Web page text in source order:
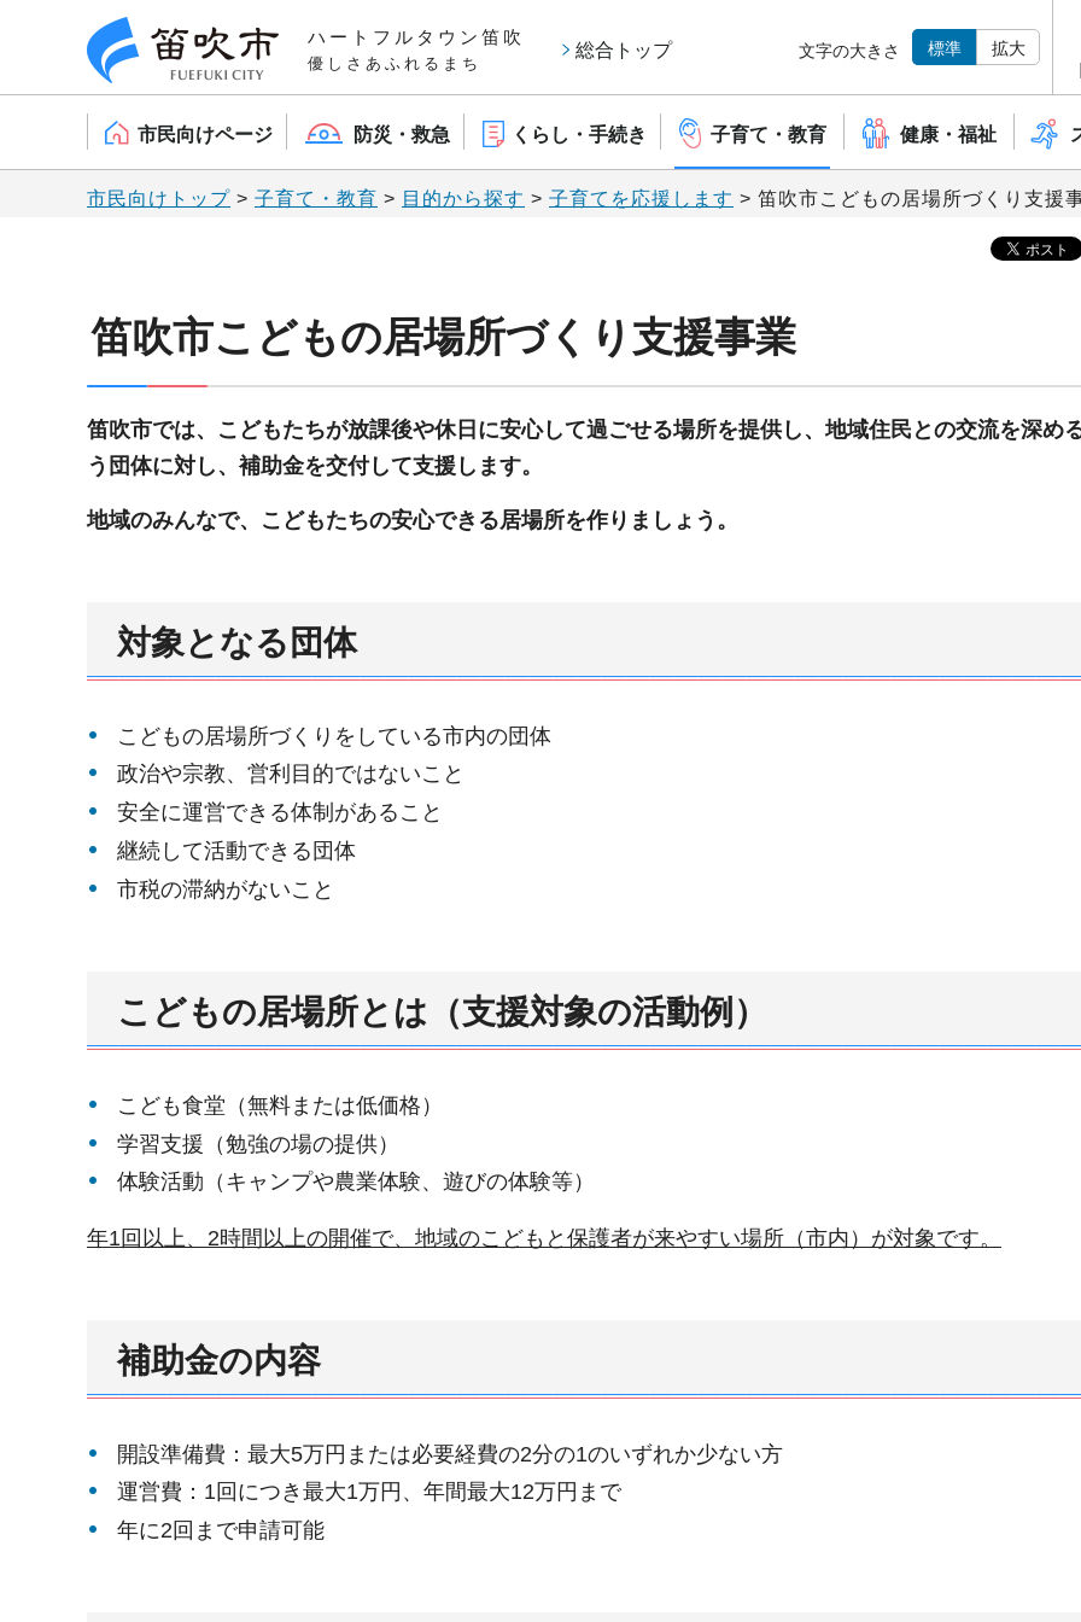
笛吹市 ハートフルタウン笛吹
優しさあふれるまち
総合トップ 文字の大きさ 標準
拡大
市民向けページ 防災・救急 くらし・手続き 子育て・教育 健康・福祉
市民向けトップ > 子育て・教育 > 目的から探す > 子育てを応援します > 笛吹市こどもの居場所づくり支援
笛吹市こどもの居場所づくり支援事業
笛吹市では、こどもたちが放課後や休日に安心して過ごせる場所を提供し、地域住民との交流を深め
う団体に対し、補助金を交付して支援します。
地域のみんなで、こどもたちの安心できる居場所を作りましょう。
対象となる団体
こどもの居場所づくりをしている市内の団体
政治や宗教、営利目的ではないこと
安全に運営できる体制があること
継続して活動できる団体
市税の滞納がないこと
こどもの居場所とは（支援対象の活動例）
こども食堂（無料または低価格）
学習支援（勉強の場の提供）
体験活動（キャンプや農業体験、遊びの体験等）
年1回以上、2時間以上の開催で、地域のこどもと保護者が来やすい場所（市内）が対象です。
補助金の内容
開設準備費：最大5万円または必要経費の2分の1のいずれか少ない方
運営費：1回につき最大1万円、年間最大12万円まで
年に2回まで申請可能